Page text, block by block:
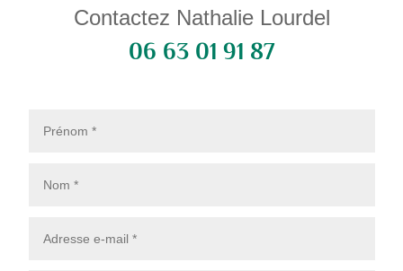
Contactez Nathalie Lourdel
06 63 01 91 87